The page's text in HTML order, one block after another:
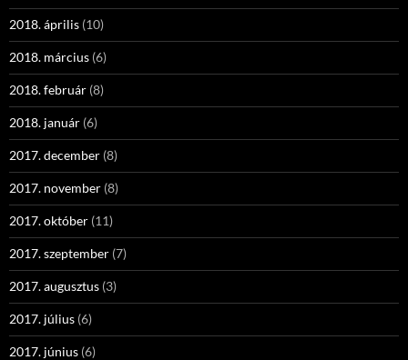
2018. április (10)
2018. március (6)
2018. február (8)
2018. január (6)
2017. december (8)
2017. november (8)
2017. október (11)
2017. szeptember (7)
2017. augusztus (3)
2017. július (6)
2017. június (6)